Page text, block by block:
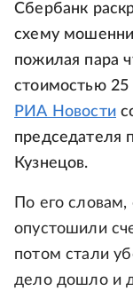
Сбербанк
схему
пожилая пара
стоимостью
РИА Новости
председателя
Кузнецов.
По его
опустошили
потом стали
дело дошло и